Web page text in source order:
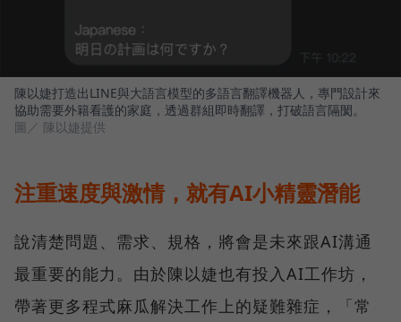
陳以婕打造出LINE與大語言模型的多語言翻譯機器人，專門設計來
協助需要外籍看護的家庭，透過群組即時翻譯，打破語言隔閡。
圖／ 陳以婕提供
注重速度與激情，就有AI小精靈潛能
說清楚問題、需求、規格，將會是未來跟AI溝通
最重要的能力。由於陳以婕也有投入AI工作坊，
帶著更多程式麻瓜解決工作上的疑難雜症，「常